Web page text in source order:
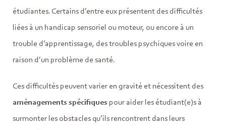
étudiantes. Certains d’entre eux présentent des difficultés
liées à un handicap sensoriel ou moteur, ou encore à un
trouble d’apprentissage, des troubles psychiques voire en
raison d’un problème de santé.
Ces difficultés peuvent varier en gravité et nécessitent des
aménagements spécifiques pour aider les étudiant(e)s à
surmonter les obstacles qu’ils rencontrent dans leurs